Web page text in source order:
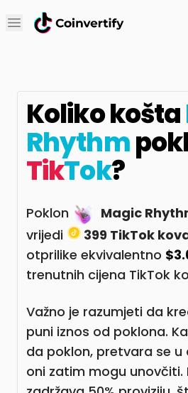
Open main menu
Koliko košta
Rhythm
TikTok?
Poklon Magic
vrijedi
399 TikTok
otprilike ekvivalentno
trenutnih cijena TikTok
Važno je razumjeti da
puni iznos od poklona.
da poklon, pretvara se u
oni zatim mogu unovčiti.